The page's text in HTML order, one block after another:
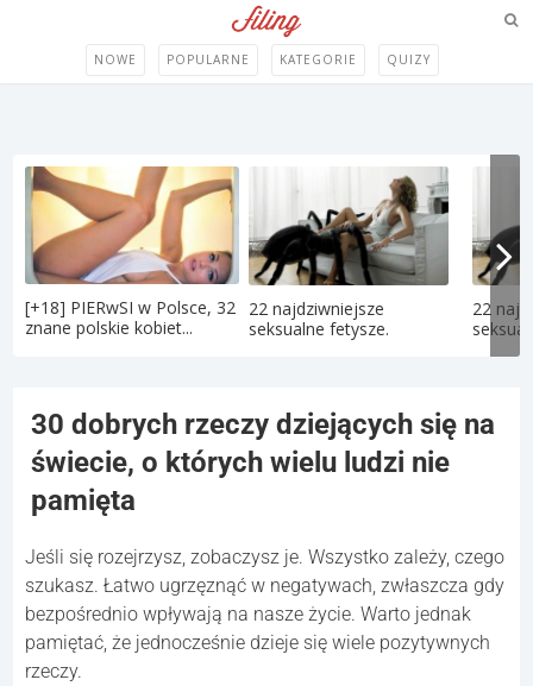
NOWE POPULARNE KATEGORIE QUIZY
[+18] PIERwSI w Polsce, 32
znane polskie kobiet...
22 najdziwniejsze
seksualne fetysze.
22
30 dobrych rzeczy dziejących się na
świecie, o których wielu ludzi nie
pamięta
Jeśli się rozejrzysz, zobaczysz je. Wszystko zależy, czego
szukasz. Łatwo ugrzęznąć w negatywach, zwłaszcza gdy
bezpośrednio wpływają na nasze życie. Warto jednak
pamiętać, że jednocześnie dzieje się wiele pozytywnych
rzeczy.